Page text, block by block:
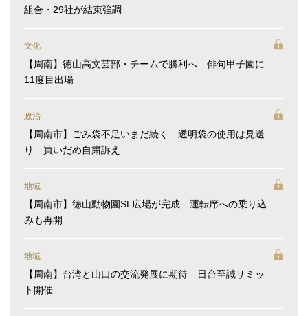
組合・29社が結束強調
文化
【周南】徳山高文芸部・チームで勝利へ 俳句甲子園に
11度目出場
政治
【周南市】ごみ袋不足いまだ続く 透明袋の使用は見送
り 買いだめ自粛訴え
地域
【周南市】徳山動物園SL広場が完成 運転席への乗り込
みも再開
地域
【周南】台湾と山口の交流発展に期待 日台至誠サミッ
ト開催